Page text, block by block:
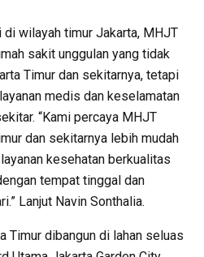
wilayah timur Jakarta, MHJT
sakit unggulan yang tidak
Timur dan sekitarnya, tetapi
medis dan keselamatan
“Kami percaya MHJT
dan sekitarnya lebih mudah
kesehatan berkualitas
tempat tinggal dan
Lanjut Navin Sonthalia.
Timur dibangun di lahan seluas